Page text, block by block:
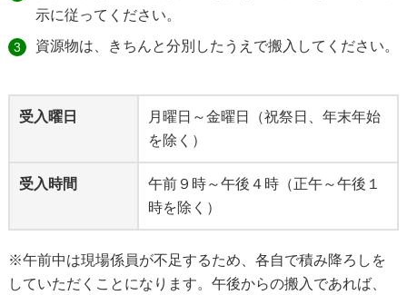
示に従ってください。
資源物は、きちんと分別したうえで搬入してください。
受入曜日
月曜日～金曜日（祝祭日、年末年始
を除く）
受入時間
午前９時～午後４時（正午～午後１
時を除く）
※午前中は現場係員が不足するため、各自で積み降ろしを
していただくことになります。午後からの搬入であれば、